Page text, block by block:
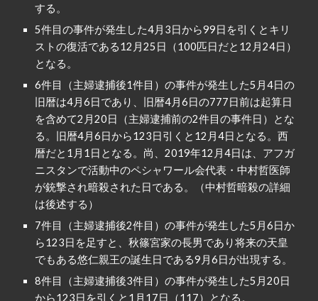
する。
5件目の事件が発生した4月3日から99日を引くとキリ
ストの復活である12月25日（100匹日だと12月24日）
となる。
6件目（主婦逮捕後1件目）の事件が発生した5月4日の
旧暦は4月6日であり、旧暦4月6日の777日前は起算日
を含めて2月20日（主婦逮捕前の2件目の事件日）とな
る。旧暦4月6日から123日引くと12月4日となる。西
暦だと1月1日となる。尚、2019年12月4日は、アフガ
ニスタンで活動中のペシャワール会代表・中村哲医師
が銃撃され暗殺された日である。（中村哲暗殺の詳細
は後述する）
7件目（主婦逮捕後2件目）の事件が発生した5月6日か
ら123日を足すと、秋篠宮家の長男であり将来の天皇
でもある悠仁親王の誕生日である9月6日が出現する。
8件目（主婦逮捕後3件目）の事件が発生した5月20日
から123日を引くと1月17日（117）となる。